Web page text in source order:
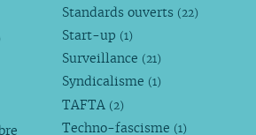
Standards ouverts (22)
Start-up (1)
Surveillance (21)
Syndicalisme (1)
TAFTA (2)
Techno-fascisme (1)